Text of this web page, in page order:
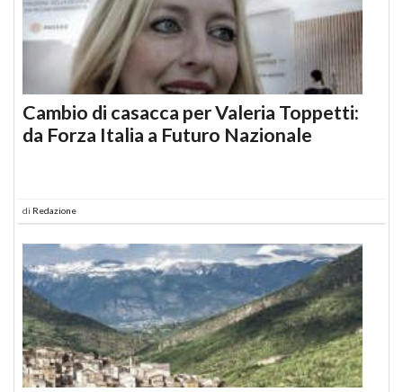
Cambio di casacca per Valeria Toppetti:
da Forza Italia a Futuro Nazionale
di Redazione